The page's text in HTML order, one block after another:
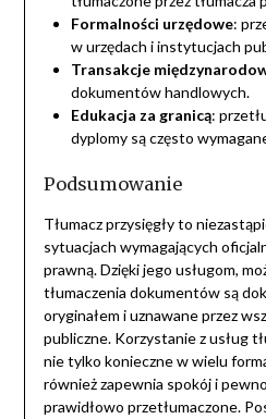
Formalności urzędowe:
w urzędach i instytucjach
Transakcje
dokumentów handlowych.
Edukacja za granicą:
dyplomy są często
Podsumowanie
Tłumacz przysięgły to
sytuacjach wymagających
prawną. Dzięki jego usługom,
tłumaczenia dokumentów są
oryginałem i uznawane przez
publiczne. Korzystanie z usług
nie tylko konieczne w wielu
również zapewnia spokój i
prawidłowo przetłumaczone.